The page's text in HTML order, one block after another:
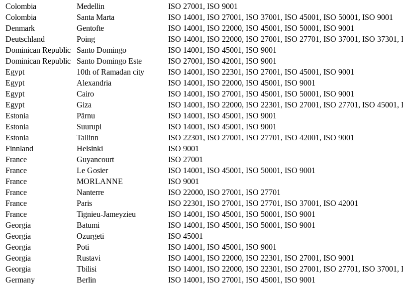
Colombia
Medellin
ISO 27001, ISO 9001
Colombia
Santa Marta
ISO 14001, ISO 27001, ISO 37001, ISO 45001, ISO 50001, ISO 9001
Denmark
Gentofte
ISO 14001, ISO 22000, ISO 45001, ISO 50001, ISO 9001
Deutschland
Poing
ISO 14001, ISO 22000, ISO 27001, ISO 27701, ISO 37001, ISO 37301,
Dominican Republic
Santo Domingo
ISO 14001, ISO 45001, ISO 9001
Dominican Republic
Santo Domingo Este
ISO 27001, ISO 42001, ISO 9001
Egypt
10th of Ramadan city
ISO 14001, ISO 22301, ISO 27001, ISO 45001, ISO 9001
Egypt
Alexandria
ISO 14001, ISO 22000, ISO 45001, ISO 9001
Egypt
Cairo
ISO 14001, ISO 27001, ISO 45001, ISO 50001, ISO 9001
Egypt
Giza
ISO 14001, ISO 22000, ISO 22301, ISO 27001, ISO 27701, ISO 45001,
Estonia
Pärnu
ISO 14001, ISO 45001, ISO 9001
Estonia
Suurupi
ISO 14001, ISO 45001, ISO 9001
Estonia
Tallinn
ISO 22301, ISO 27001, ISO 27701, ISO 42001, ISO 9001
Finnland
Helsinki
ISO 9001
France
Guyancourt
ISO 27001
France
Le Gosier
ISO 14001, ISO 45001, ISO 50001, ISO 9001
France
MORLANNE
ISO 9001
France
Nanterre
ISO 22000, ISO 27001, ISO 27701
France
Paris
ISO 22301, ISO 27001, ISO 27701, ISO 37001, ISO 42001
France
Tignieu-Jameyzieu
ISO 14001, ISO 45001, ISO 50001, ISO 9001
Georgia
Batumi
ISO 14001, ISO 45001, ISO 50001, ISO 9001
Georgia
Ozurgeti
ISO 45001
Georgia
Poti
ISO 14001, ISO 45001, ISO 9001
Georgia
Rustavi
ISO 14001, ISO 22000, ISO 22301, ISO 27001, ISO 9001
Georgia
Tbilisi
ISO 14001, ISO 22000, ISO 22301, ISO 27001, ISO 27701, ISO
Germany
Berlin
ISO 14001, ISO 27001, ISO 45001, ISO 9001